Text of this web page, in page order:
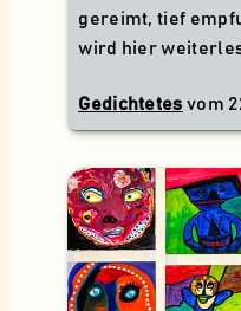
gereimt, tief
wird hier
Gedichtetes vom